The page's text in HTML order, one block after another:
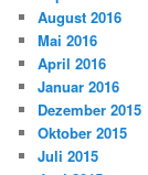
August 2016
Mai 2016
April 2016
Januar 2016
Dezember 2015
Oktober 2015
Juli 2015